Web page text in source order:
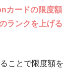
カードの限度額
ランクを上げる
ことで限度額を